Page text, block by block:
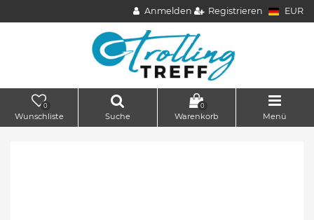
Anmelden Registrieren EUR
0
Wunschliste Suche
0
Warenkorb Menü